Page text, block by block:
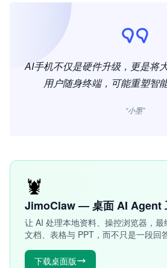
AI手机不仅是硬件升级，更是将
用户随身终端，可能重塑智
“小墨”
🦞
JimoClaw — 桌面 AI Agent
让 AI 处理本地资料、操控浏览器，
文档、表格与 PPT，而不只是一段回答
下载桌面版